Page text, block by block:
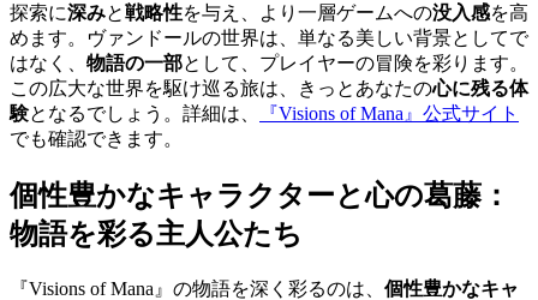
探索に深みと戦略性を与え、より一層ゲームへの没入感を高
めます。ヴァンドールの世界は、単なる美しい背景としてで
はなく、 物語の一部として、プレイヤーの冒険を彩ります。
この広大な世界を駆け巡る旅は、きっとあなたの心に残る体
験となるでしょう。詳細は、
『Visions of Mana』公式サイト
でも確認できます。
個性豊かなキャラクターと心の葛藤：
物語を彩る主人公たち
『Visions of Mana』の物語を深く彩るのは、 個性豊かなキャ